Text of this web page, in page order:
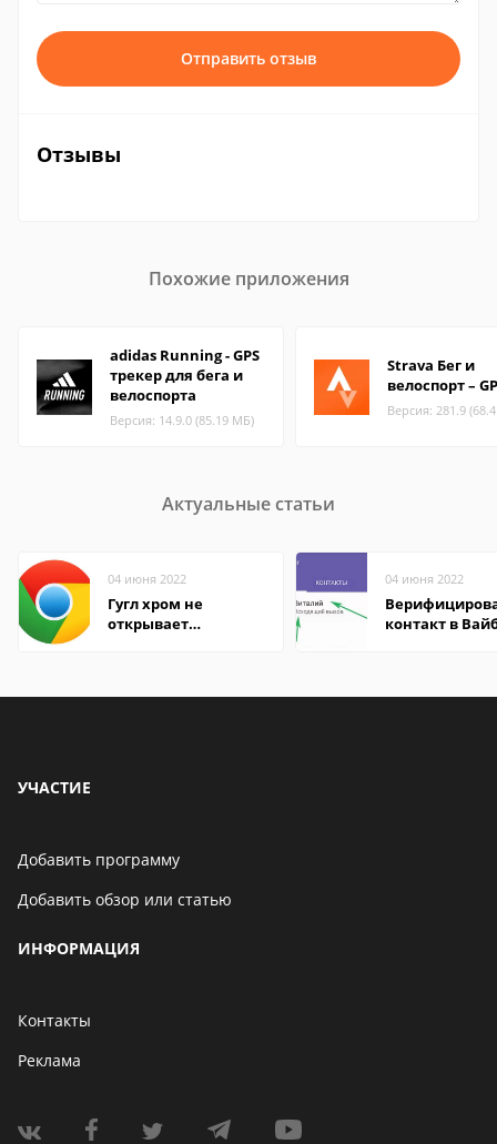
Отправить отзыв
Отзывы
Похожие приложения
adidas Running - GPS
трекер для бега и
велоспорта
Версия: 14.9.0 (85.19 МБ)
Strava Бег и
велоспорт –
Версия: 281.9
Актуальные статьи
04 июня 2022
Гугл хром не
открывает
04 июня 2022
контакт в
УЧАСТИЕ
Добавить программу
Добавить обзор или статью
ИНФОРМАЦИЯ
Контакты
Реклама